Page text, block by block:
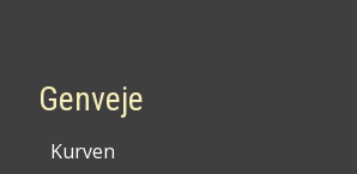
Genveje
Kurven